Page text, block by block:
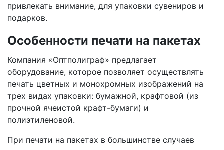
привлекать внимание, для упаковки сувениров и
подарков.
Особенности печати на пакетах
Компания «Оптполиграф» предлагает
оборудование, которое позволяет осуществлять
печать цветных и монохромных изображений на
трех видах упаковки: бумажной, крафтовой (из
прочной ячеистой крафт-бумаги) и
полиэтиленовой.
При печати на пакетах в большинстве случаев